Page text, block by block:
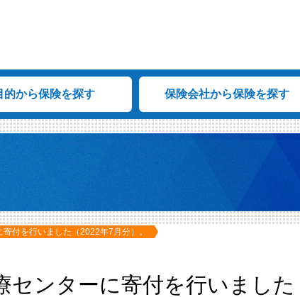
的から保険を探す 保険会社から保険を探す
付を行いました（2022年7月分）。
センターに寄付を行いました